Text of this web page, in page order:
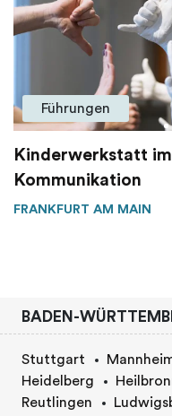
Führungen
Kinderwerkstatt
Kommunikation
FRANKFURT AM MAIN
BADEN-
Stuttgart
Heidelberg
Reutlingen